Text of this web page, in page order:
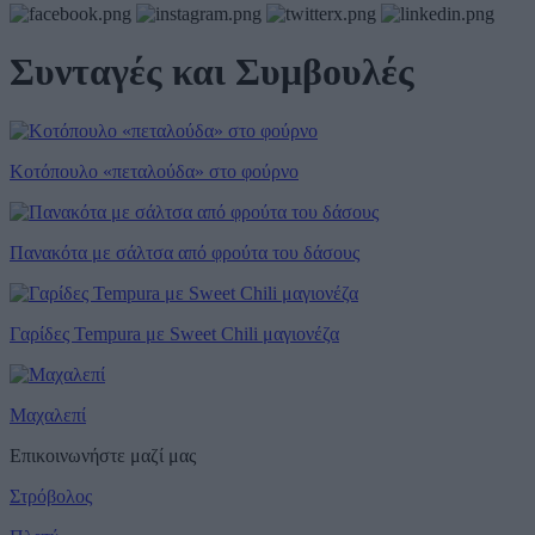
Συνταγές και Συμβουλές
Κοτόπουλο «πεταλούδα» στο φούρνο
Πανακότα με σάλτσα από φρούτα του δάσους
Γαρίδες Tempura με Sweet Chili μαγιονέζα
Μαχαλεπί
Επικοινωνήστε μαζί μας
Στρόβολος